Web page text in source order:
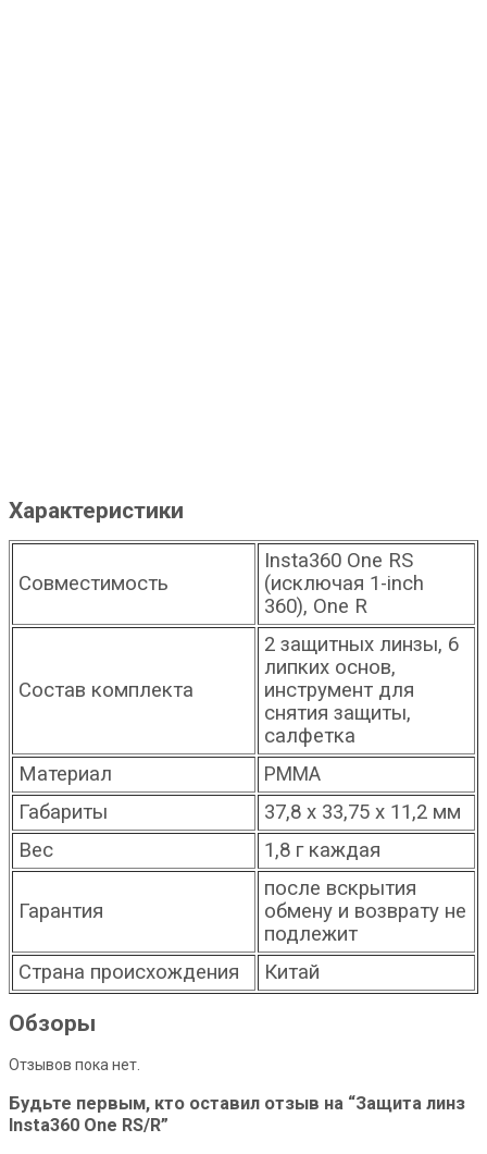
Характеристики
Совместимость
Insta360 One RS
(исключая 1-inch
360), One R
Состав комплекта
2 защитных линзы, 6
липких основ,
инструмент для
снятия защиты,
салфетка
Материал
PMMA
Габариты
37,8 х 33,75 х 11,2 мм
Вес
1,8 г каждая
Гарантия
после вскрытия
обмену и возврату не
подлежит
Страна происхождения
Китай
Обзоры
Отзывов пока нет.
Будьте первым, кто оставил отзыв на “Защита линз
Insta360 One RS/R”